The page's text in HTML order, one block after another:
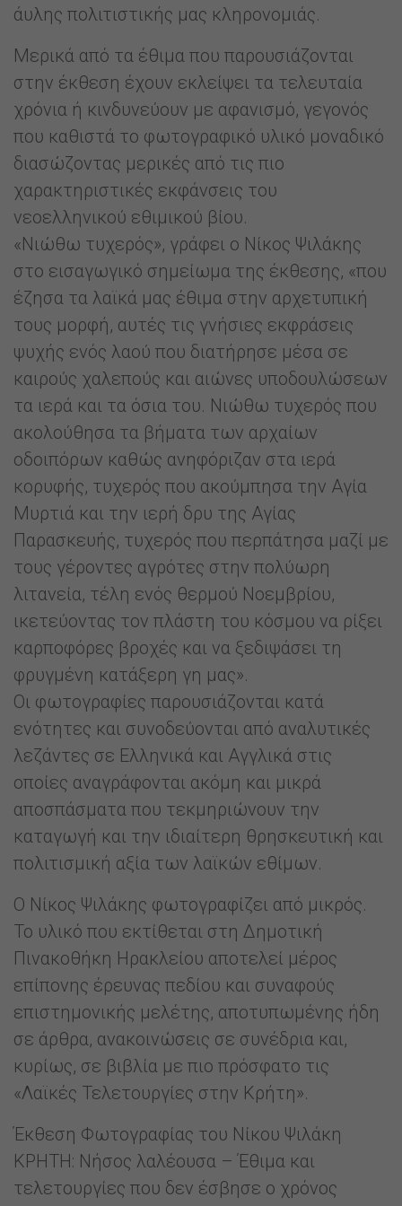
άυλης πολιτιστικής μας κληρονομιάς.
Μερικά από τα έθιμα που παρουσιάζονται
στην έκθεση έχουν εκλείψει τα τελευταία
χρόνια ή κινδυνεύουν με αφανισμό, γεγονός
που καθιστά το φωτογραφικό υλικό μοναδικό
διασώζοντας μερικές από τις πιο
χαρακτηριστικές εκφάνσεις του
νεοελληνικού εθιμικού βίου.
«Νιώθω τυχερός», γράφει ο Νίκος Ψιλάκης
στο εισαγωγικό σημείωμα της έκθεσης, «που
έζησα τα λαϊκά μας έθιμα στην αρχετυπική
τους μορφή, αυτές τις γνήσιες εκφράσεις
ψυχής ενός λαού που διατήρησε μέσα σε
καιρούς χαλεπούς και αιώνες υποδουλώσεων
τα ιερά και τα όσια του. Νιώθω τυχερός που
ακολούθησα τα βήματα των αρχαίων
οδοιπόρων καθώς ανηφόριζαν στα ιερά
κορυφής, τυχερός που ακούμπησα την Αγία
Μυρτιά και την ιερή δρυ της Αγίας
Παρασκευής, τυχερός που περπάτησα μαζί με
τους γέροντες αγρότες στην πολύωρη
λιτανεία, τέλη ενός θερμού Νοεμβρίου,
ικετεύοντας τον πλάστη του κόσμου να ρίξει
καρποφόρες βροχές και να ξεδιψάσει τη
φρυγμένη κατάξερη γη μας».
Οι φωτογραφίες παρουσιάζονται κατά
ενότητες και συνοδεύονται από αναλυτικές
λεζάντες σε Ελληνικά και Αγγλικά στις
οποίες αναγράφονται ακόμη και μικρά
αποσπάσματα που τεκμηριώνουν την
καταγωγή και την ιδιαίτερη θρησκευτική και
πολιτισμική αξία των λαϊκών εθίμων.
Ο Νίκος Ψιλάκης φωτογραφίζει από μικρός.
Το υλικό που εκτίθεται στη Δημοτική
Πινακοθήκη Ηρακλείου αποτελεί μέρος
επίπονης έρευνας πεδίου και συναφούς
επιστημονικής μελέτης, αποτυπωμένης ήδη
σε άρθρα, ανακοινώσεις σε συνέδρια και,
κυρίως, σε βιβλία με πιο πρόσφατο τις
«Λαϊκές Τελετουργίες στην Κρήτη».
Έκθεση Φωτογραφίας του Νίκου Ψιλάκη
ΚΡΗΤΗ: Νήσος λαλέουσα – Έθιμα και
τελετουργίες που δεν έσβησε ο χρόνος